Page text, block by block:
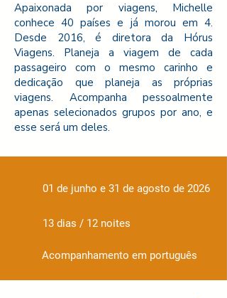
Apaixonada por viagens, Michelle
conhece 40 países e já morou em 4.
Desde 2016, é diretora da Hórus
Viagens. Planeja a viagem de cada
passageiro com o mesmo carinho e
dedicação que planeja as próprias
viagens. Acompanha pessoalmente
apenas selecionados grupos por ano, e
esse será um deles.
01 de junho e 31 de agosto de 2026
13 dias / 12 noites
Acompanhamento em português